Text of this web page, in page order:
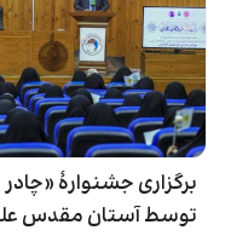
برگزاری جشنوارۀ
توسط آستان مقدس